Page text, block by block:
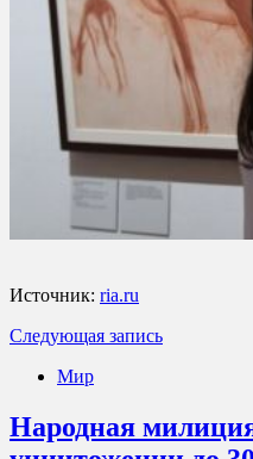
Источник: ria.ru
Следующая запись
Мир
Народная